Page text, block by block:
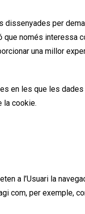
dissenyades per
només interessa
una millor
en les que les
la cookie.
a l’Usuari la
com, per exemple,